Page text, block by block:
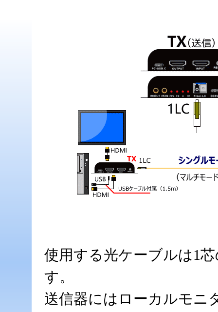
使用する光ケーブルは1
す。
送信器にはローカルモニ